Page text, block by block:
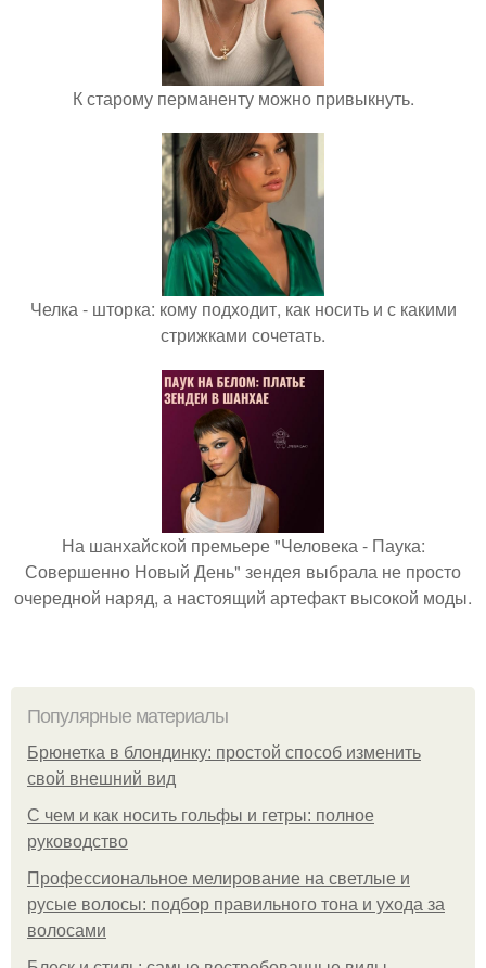
К старому перманенту можно привыкнуть.
Челка - шторка: кому подходит, как носить и с какими
стрижками сочетать.
На шанхайской премьере "Человека - Паука:
Совершенно Новый День" зендея выбрала не просто
очередной наряд, а настоящий артефакт высокой моды.
Популярные материалы
Брюнетка в блондинку: простой способ изменить
свой внешний вид
С чем и как носить гольфы и гетры: полное
руководство
Профессиональное мелирование на светлые и
русые волосы: подбор правильного тона и ухода за
волосами